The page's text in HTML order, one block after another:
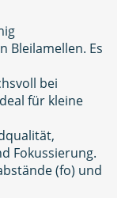
Bleilamellen. Es
bei
für kleine
Fokussierung.
(fo) und